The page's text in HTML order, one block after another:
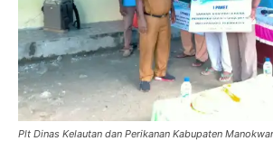
Plt Dinas Kelautan dan Perikanan Kabupaten